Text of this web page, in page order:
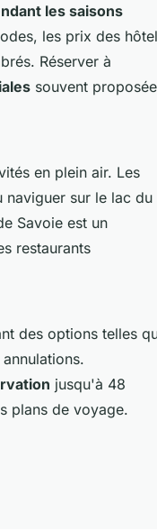
les saisons
les prix des
Réserver à
souvent
en plein air. Les
naviguer sur le lac du
Savoie est un
restaurants
des options telles
jusqu'à 48
plans de voyage.